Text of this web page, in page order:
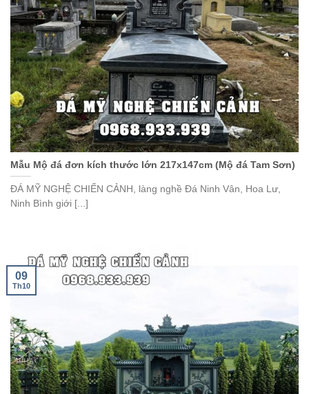
Mẫu Mộ đá đơn kích thước lớn 217x147cm (Mộ đá Tam Sơn)
ĐÁ MỸ NGHỆ CHIẾN CẢNH, làng nghề Đá Ninh Vân, Hoa Lư,
Ninh Bình giới [...]
09
Th10